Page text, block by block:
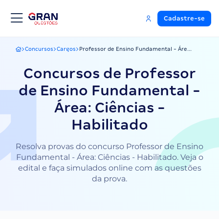
Cadastre-se
Gran Questões
Concursos Cargos Professor de Ensino Fundamental - Áre...
Concursos de Professor
de Ensino Fundamental -
Área: Ciências -
Habilitado
Resolva provas do concurso Professor de Ensino
Fundamental - Área: Ciências - Habilitado. Veja o
edital e faça simulados online com as questões
da prova.